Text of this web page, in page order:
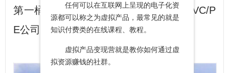
第一桶金是怎么赚的，再去了解下现代VC/P
E公司究竟是怎么给人融资的。
任何可以在互联网上呈现的电子化资
源都可以称之为虚拟产品，最常见的就是
知识付费类的在线课程、教程。
虚拟产品变现营就是教你如何通过虚
拟资源赚钱的社群。